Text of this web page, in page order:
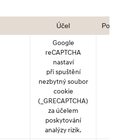
Účel
Google
reCAPTCHA
nastaví
při spuštění
nezbytný soubor
cookie
(_GRECAPTCHA)
za účelem
poskytování
analýzy rizik.